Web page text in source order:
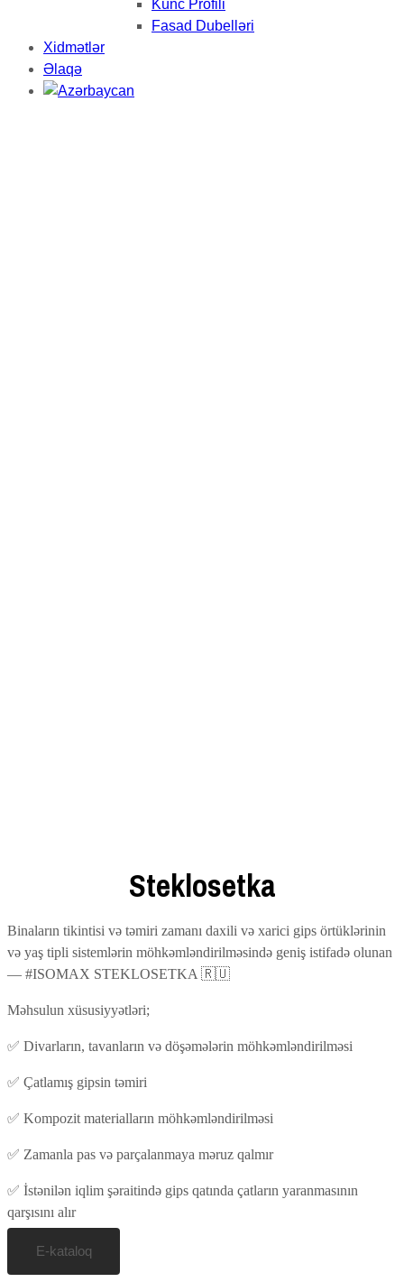
Künc Profili
Fasad Dubelləri
Xidmətlər
Əlaqə
Steklosetka
Binaların tikintisi və təmiri zamanı daxili və xarici gips örtüklərinin
və yaş tipli sistemlərin möhkəmləndirilməsində geniş istifadə olunan
— #ISOMAX STEKLOSETKA 🇷🇺
Məhsulun xüsusiyyətləri;
✅ Divarların, tavanların və döşəmələrin möhkəmləndirilməsi
✅ Çatlamış gipsin təmiri
✅ Kompozit materialların möhkəmləndirilməsi
✅ Zamanla pas və parçalanmaya məruz qalmır
✅ İstənilən iqlim şəraitində gips qatında çatların yaranmasının
qarşısını alır
E-kataloq